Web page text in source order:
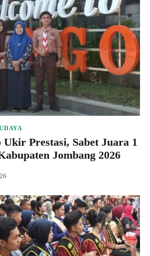
Prestasi, Sabet Juara 1
Jombang 2026